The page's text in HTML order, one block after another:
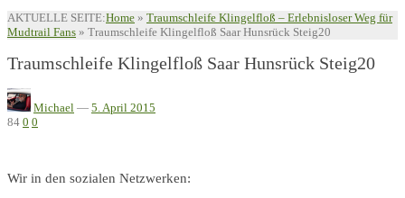
AKTUELLE SEITE:Home » Traumschleife Klingelfloß – Erlebnisloser Weg für
Mudtrail Fans » Traumschleife Klingelfloß Saar Hunsrück Steig20
Traumschleife Klingelfloß Saar Hunsrück Steig20
Michael — 5. April 2015
84 0 0
Wir in den sozialen Netzwerken: